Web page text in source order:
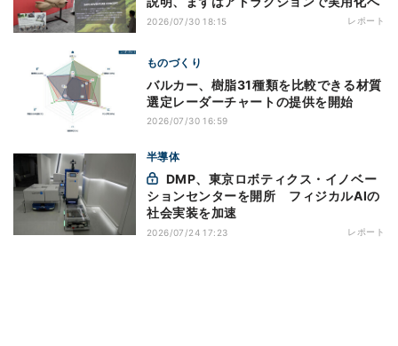
2026/07/30 18:15 レポート
ものづくり
バルカー、樹脂31種類を比較できる材質
選定レーダーチャートの提供を開始
2026/07/30 16:59
半導体
ションセンターを開所 フィジカルAIの
社会実装を加速
2026/07/24 17:23 レポート